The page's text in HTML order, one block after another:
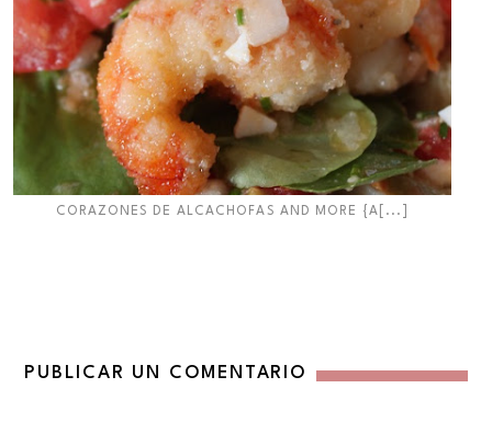
CORAZONES DE ALCACHOFAS AND MORE {A[...]
PUBLICAR UN COMENTARIO